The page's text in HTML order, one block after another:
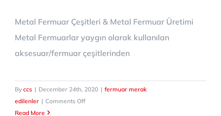
Metal Fermuar Çeşitleri & Metal Fermuar Üretimi
Metal Fermuarlar yaygın olarak kullanılan
aksesuar/fermuar çeşitlerinden
By ccs | December 24th, 2020 | fermuar merak
edilenler | Comments Offon
Read More